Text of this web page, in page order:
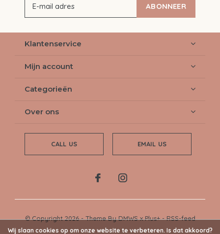
ABONNEER
Klantenservice
Mijn account
Categorieën
Over ons
CALL US EMAIL US
© Copyright2026- Theme ByDMWSxPlus+-RSS-feed
Wij slaan cookies op om onze website te verbeteren. Is dat akkoord?